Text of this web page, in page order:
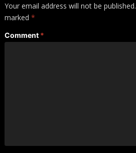
Your email address will not be published.
marked *
Comment *